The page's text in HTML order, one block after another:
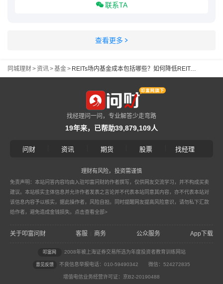
联系TA
查看更多
同城理财>资讯>基金> REITs场内基金成本包括哪些？如何降低REITs基金交易费用？
找经理问一问，专业解答少走弯路
19年来，已帮助39,879,109人
问财 资讯 期货 股票 找经理
理财有风险，投资需谨慎
免责声明：本站问答内容均由入驻叩富问财的作者撰写，仅供网友交流学习，并不构成买卖
建议。本站核实主体信息并允许作者发表之言论并不代表本站同意其内容，亦不代表本站对
该信息内容予以核实，据此操作者，风险自担。同时提醒网友提高风险意识，请勿私下汇款
给作者，避免造成金钱损失。 点击查看全部>
关于叩富问财 客服 商务 公众服务 App下载
叩富网 2008年被上海证券交易所选为年度投资者教育训练网站
意见反馈 不良信息举报电话：010-59490342 微信：524272835
增值电信业务经营许可证：京B2-20190488